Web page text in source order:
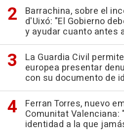
Barrachina, sobre el
d'Uixó: "El Gobierno
y ayudar cuanto antes
La Guardia Civil
europea presentar
con su documento de
Ferran Torres, nuevo
Comunitat Valenciana:
identidad a la que